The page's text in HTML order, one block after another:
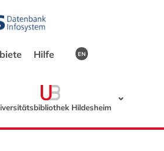
Hilfe EN
Hildesheim